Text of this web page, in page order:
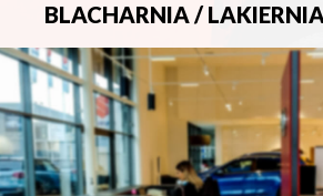
BLACHARNIA /
Kompleksowa obsługa wszelkich
blacharsko-lakierniczych.